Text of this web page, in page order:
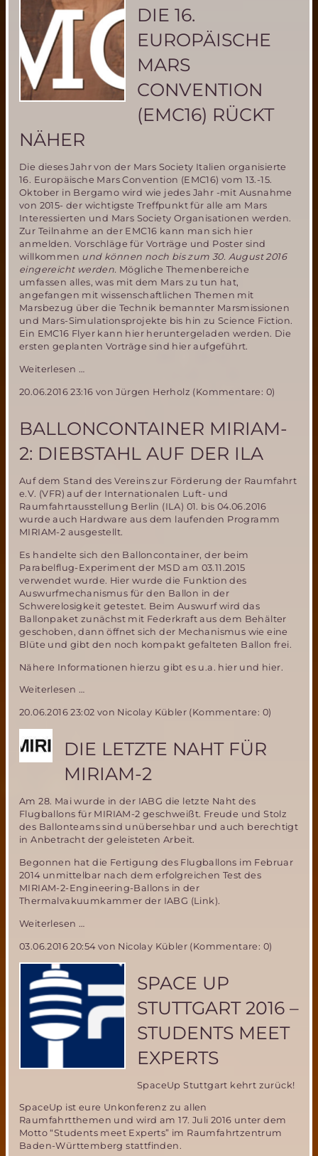
Polen-
Experimente
für
PMAS17
Mission
gesucht
DIE 16.
EUROPÄISCHE
MARS
CONVENTION
(EMC16) RÜCKT
NÄHER
Die dieses Jahr von der Mars Society Italien organisierte
16. Europäische Mars Convention (EMC16) vom 13.-15.
Oktober in Bergamo wird wie jedes Jahr -mit Ausnahme
von 2015- der wichtigste Treffpunkt für alle am Mars
Interessierten und Mars Society Organisationen werden.
Zur Teilnahme an der EMC16 kann man sich hier
anmelden. Vorschläge für Vorträge und Poster sind
willkommen und können noch bis zum 30. August 2016
eingereicht werden. Mögliche Themenbereiche
umfassen alles, was mit dem Mars zu tun hat,
angefangen mit wissenschaftlichen Themen mit
Marsbezug über die Technik bemannter Marsmissionen
und Mars-Simulationsprojekte bis hin zu Science Fiction.
Ein EMC16 Flyer kann hier heruntergeladen werden. Die
ersten geplanten Vorträge sind hier aufgeführt.
Weiterlesen …
Europäische
Convention
(EMC16)
rückt
näher
20.06.2016 23:16 von Jürgen Herholz (Kommentare: 0)
BALLONCONTAINER MIRIAM-
2: DIEBSTAHL AUF DER ILA
Auf dem Stand des Vereins zur Förderung der Raumfahrt
e.V. (VFR) auf der Internationalen Luft- und
Raumfahrtausstellung Berlin (ILA) 01. bis 04.06.2016
wurde auch Hardware aus dem laufenden Programm
MIRIAM-2 ausgestellt.
Es handelte sich den Balloncontainer, der beim
Parabelflug-Experiment der MSD am 03.11.2015
verwendet wurde. Hier wurde die Funktion des
Auswurfmechanismus für den Ballon in der
Schwerelosigkeit getestet. Beim Auswurf wird das
Ballonpaket zunächst mit Federkraft aus dem Behälter
geschoben, dann öffnet sich der Mechanismus wie eine
Blüte und gibt den noch kompakt gefalteten Ballon frei.
Nähere Informationen hierzu gibt es u.a. hier und hier.
Weiterlesen …
2:
auf
der
ILA
20.06.2016 23:02 von Nicolay Kübler (Kommentare: 0)
DIE LETZTE NAHT FÜR
MIRIAM-2
Am 28. Mai wurde in der IABG die letzte Naht des
Flugballons für MIRIAM-2 geschweißt. Freude und Stolz
des Ballonteams sind unübersehbar und auch berechtigt
in Anbetracht der geleisteten Arbeit.
Begonnen hat die Fertigung des Flugballons im Februar
2014 unmittelbar nach dem erfolgreichen Test des
MIRIAM-2-Engineering-Ballons in der
Thermalvakuumkammer der IABG (Link).
Weiterlesen …
Naht
für
2
03.06.2016 20:54von Nicolay Kübler (Kommentare: 0)
SPACE UP
STUTTGART 2016 –
STUDENTS MEET
EXPERTS
SpaceUp Stuttgart kehrt zurück!
SpaceUp ist eure Unkonferenz zu allen
Raumfahrtthemen und wird am 17. Juli 2016 unter dem
Motto “Students meet Experts” im Raumfahrtzentrum
Baden-Württemberg stattfinden.